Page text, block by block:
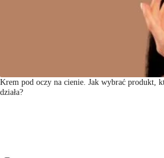
Krem pod oczy na cienie. Jak wybrać produkt,
działa?